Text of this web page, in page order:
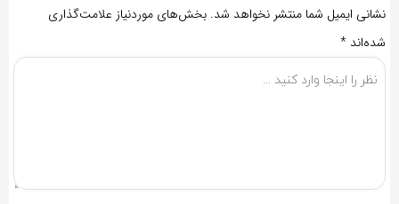
نشانی ایمیل شما منتشر نخواهد شد. بخش‌های موردنیاز علامت‌گذاری
شده‌اند *